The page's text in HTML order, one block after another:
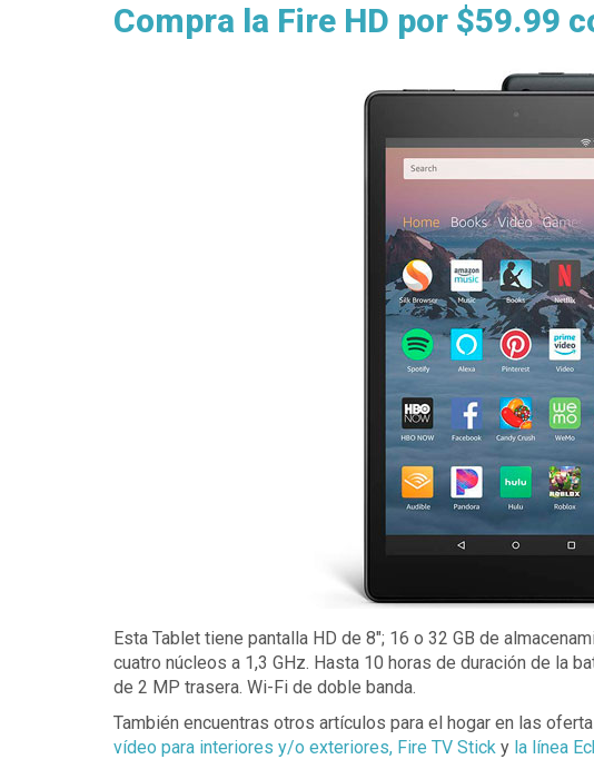
Compra la Fire HD por $59.99
Esta Tablet tiene pantalla HD de 8"; 16 o 32 GB de
cuatro núcleos a 1,3 GHz. Hasta 10 horas de duración de la
de 2 MP trasera. Wi-Fi de doble banda.
También encuentras otros artículos para el hogar en las
vídeo para interiores y/o exteriores, Fire TV Stick y la línea